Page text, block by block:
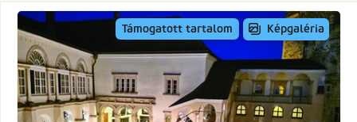
Támogatott tartalom Képgaléria